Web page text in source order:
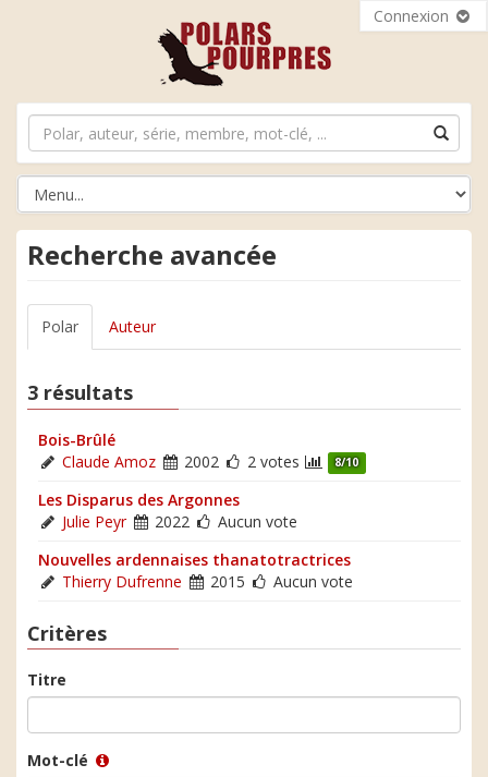
Connexion
Recherche avancée
Polar Auteur
3 résultats
Bois-Brûlé
Claude Amoz
2002 2 votes 8/10
Les Disparus des Argonnes
Julie Peyr
2022
Aucun vote
Nouvelles ardennaises thanatotractrices
Thierry Dufrenne
2015 Aucun vote
Critères
Titre
Mot-clé